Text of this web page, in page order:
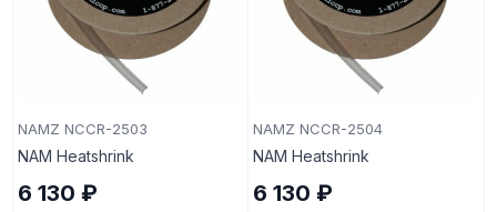
NAMZ NCCR-2503
NAM Heatshrink
6 130 ₽
NAMZ NCCR-2504
NAM Heatshrink
6 130 ₽